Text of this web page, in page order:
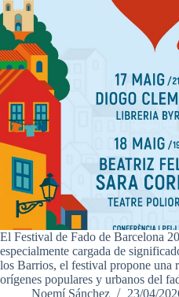
El Festival de Fado de Barcelona
especialmente cargada de
los Barrios, el festival propone una
orígenes populares y urbanos del
Noemí Sánchez
23/04/